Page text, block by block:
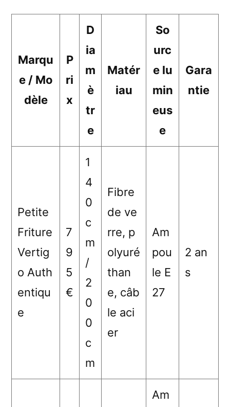
Marqu
e / Mo
dèle
P
ri
x
D
ia
m
è
tr
e
Matér
iau
So
urc
e lu
min
eus
e
Gara
ntie
Petite
Friture
Vertig
o Auth
entiqu
e
7
9
5
€
1
4
0
c
m
/
2
0
0
c
m
Fibre
de ve
rre, p
olyuré
than
e, câb
le aci
er
Am
pou
le E
27
2 an
s
Am